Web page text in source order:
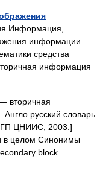
Информация,
информации
средства
информация
вторичная
русский словарь
ЦНИИС, 2003.]
в целом Синонимы
block …